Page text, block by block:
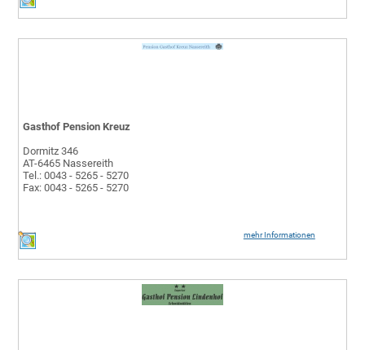
mehr Informationen
Gasthof Pension Kreuz
Dormitz 346
AT-6465 Nassereith
Tel.: 0043 - 5265 - 5270
Fax: 0043 - 5265 - 5270